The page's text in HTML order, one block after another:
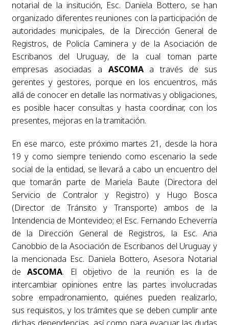
notarial de la insitución, Esc. Daniela Bottero, se han
organizado diferentes reuniones con la participación de
autoridades municipales, de la Dirección General de
Registros, de Policía Caminera y de la Asociación de
Escribanos del Uruguay, de la cual toman parte
empresas asociadas a ASCOMAa través de sus
gerentes y gestores, porque en los encuentros, más
allá de conocer en detalle las normativas y obligaciones,
es posible hacer consultas y hasta coordinar, con los
presentes, mejoras en la tramitación.
En ese marco, este próximo martes 21, desde la hora
19 y como siempre teniendo como escenario la sede
social de la entidad, se llevará a cabo un encuentro del
que tomarán parte de Mariela Baute (Directora del
Servicio de Contralor y Registro) y Hugo Bosca
(Director de Tránsito y Transporte) ambos de la
Intendencia de Montevideo; el Esc. Fernando Echeverría
de la Dirección General de Registros, la Esc. Ana
Canobbio de la Asociación de Escribanos del Uruguay y
la mencionada Esc. Daniela Bottero, Asesora Notarial
deASCOMA. El objetivo de la reunión es la de
intercambiar opiniones entre las partes involucradas
sobre empadronamiento, quiénes pueden realizarlo,
sus requisitos, y los trámites que se deben cumplir ante